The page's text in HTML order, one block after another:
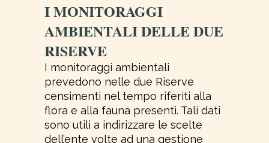
I MONITORAGGI
AMBIENTALI DELLE DUE
RISERVE
I monitoraggi ambientali
prevedono nelle due Riserve
censimenti nel tempo riferiti alla
flora e alla fauna presenti. Tali dati
sono utili a indirizzare le scelte
dell’ente volte ad una gestione